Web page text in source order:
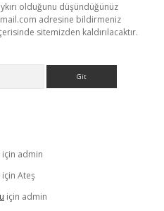
olduğunu düşündüğünüz
adresine bildirmeniz
sitemizden kaldırılacaktır.
için admin
için Ateş
için admin